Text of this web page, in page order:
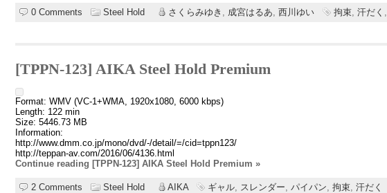
0 Comments Steel Hold さくらみゆき , 成宮はるあ, 西川ゆい 拘束, 汗だく ,
[TPPN-123] AIKA Steel Hold Premium
Format: WMV (VC-1+WMA, 1920x1080, 6000 kbps)
Length: 122 min
Size: 5446.73 MB
Information:
http://www.dmm.co.jp/mono/dvd/-/detail/=/cid=tppn123/
http://teppan-av.com/2016/06/4136.html
Continue reading [TPPN-123] AIKA Steel Hold Premium »
2 Comments Steel Hold AIKA ギャル, スレンダー パイパン 拘束, 汗だく